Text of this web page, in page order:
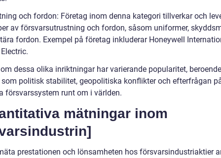
och fordon: Företag inom denna kategori tillverkar och
av försvarsutrustning och fordon, såsom uniformer,
fordon. Exempel på företag inkluderar Honeywell
dessa olika inriktningar har varierande popularitet,
politisk stabilitet, geopolitiska konflikter och efterfrågan
försvarssystem runt om i världen.
mätningar inom
prestationen och lönsamheten hos försvarsindustriaktier